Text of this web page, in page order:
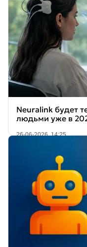
Neuralink будет
людьми уже в
26-06-2026, 14:25